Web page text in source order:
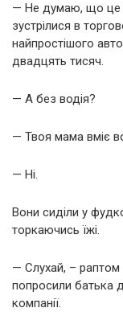
— Не думаю, що це
зустрілися в
найпростішого
двадцять тисяч.
— А без водія?
— Твоя мама вміє
— Ні.
Вони сиділи у
торкаючись їжі.
— Слухай, –
попросили батька
компанії.